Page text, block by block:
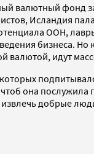
валютный фонд
Исландия
ООН,
бизнеса.
валютой, идут
она
добрые